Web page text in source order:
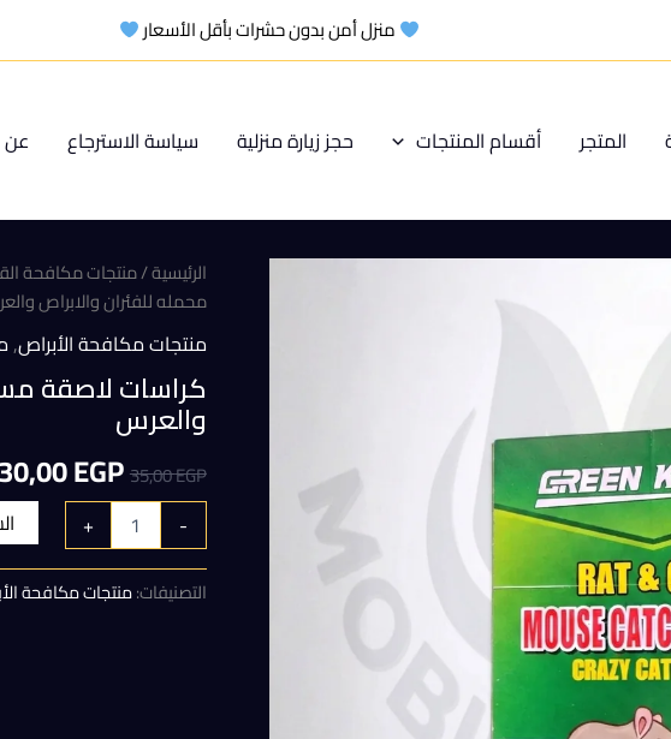
منزل أمن بدون حشرات بأقل الأسعار
المتجر أقسام المنتجات حجز زيارة منزلية سياسة الاسترجاع عن
الرئيسية/منتجات مكافحة
محمله للفئران والابراص
منتجات مكافحة الأبراص,
والعرس
35,00EGP
السعر
الأصلي
هو:
35,00 EGP.
EGP
-
+
التصنيفات:منتجات مكافحة